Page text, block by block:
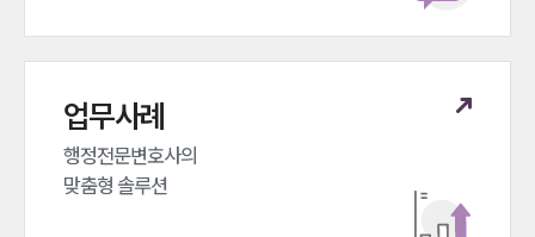
업무사례
행정전문변호사의
맞춤형 솔루션